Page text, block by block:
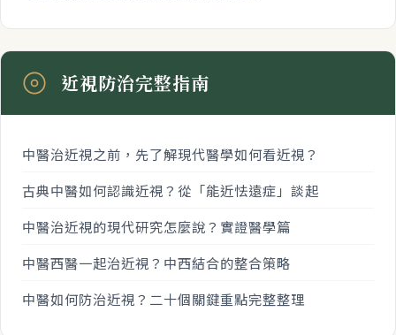
近視防治完整指南
中醫治近視之前，先了解現代醫學如何看近視？
古典中醫如何認識近視？從「能近怯遠症」談起
中醫治近視的現代研究怎麼說？實證醫學篇
中醫西醫一起治近視？中西結合的整合策略
中醫如何防治近視？二十個關鍵重點完整整理